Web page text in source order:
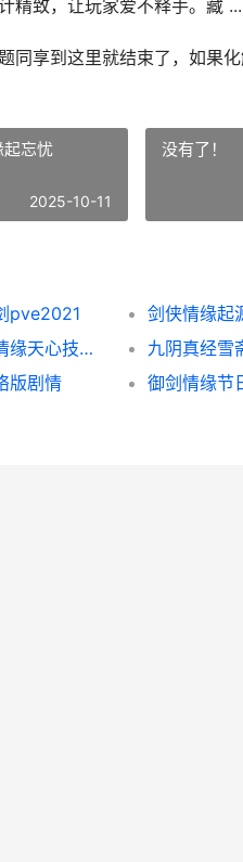
精致，让玩家爱不释手。藏 ...
同享到这里就结束了，如果
起忘忧
2025-10-11
没有了！
pve2021
剑侠情缘起
剑侠情缘天心技能释放顺序图 剑侠情缘天心技巧详解
版剧情